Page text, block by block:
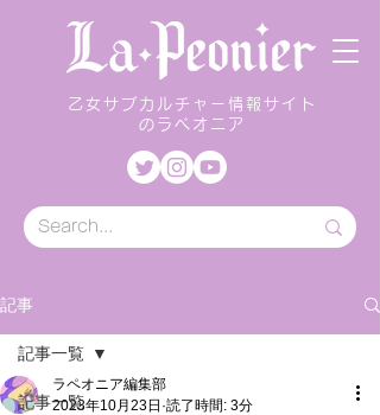
乙女サブカルチャー情報サイト
のラペオニア
記事
記事一覧
記事一覧
ラペオニア編集部
2023年10月23日 読了時間: 3分